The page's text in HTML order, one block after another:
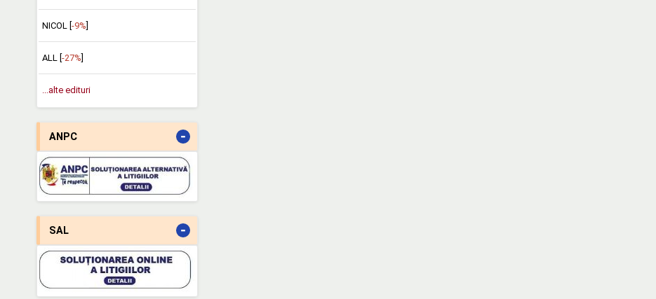
NICOL [ -9%
ALL [ -27%
...alte edituri
ANPC -
SAL -